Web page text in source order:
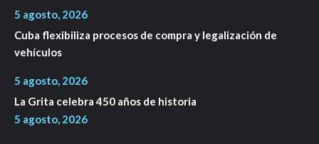
5 agosto, 2026
Cuba flexibiliza procesos de compra y legalización de
vehículos
5 agosto, 2026
La Grita celebra 450 años de historia
5 agosto, 2026